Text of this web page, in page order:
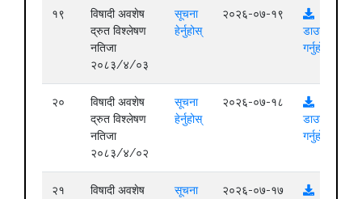
१९
विषादी अवशेष
द्रुत विश्लेषण
नतिजा
२०८३/४/०३
सूचना
हेर्नुहोस्
२०२६-०७-१९
डाउनलोड
गर्नुहोस्
२०
विषादी अवशेष
द्रुत विश्लेषण
नतिजा
२०८३/४/०२
सूचना
हेर्नुहोस्
२०२६-०७-१८
डाउनलोड
गर्नुहोस्
२१
विषादी अवशेष
सूचना
२०२६-०७-१७